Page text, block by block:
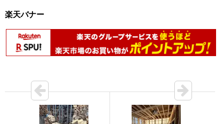
楽天バナー